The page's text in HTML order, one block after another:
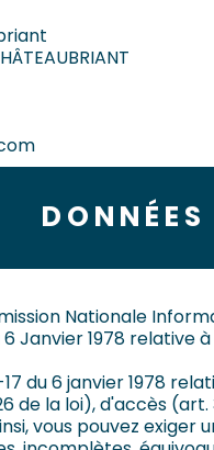
Nationale
Janvier 1978 relative
du 6 janvier 1978
de la loi), d'accès
vous pouvez exiger